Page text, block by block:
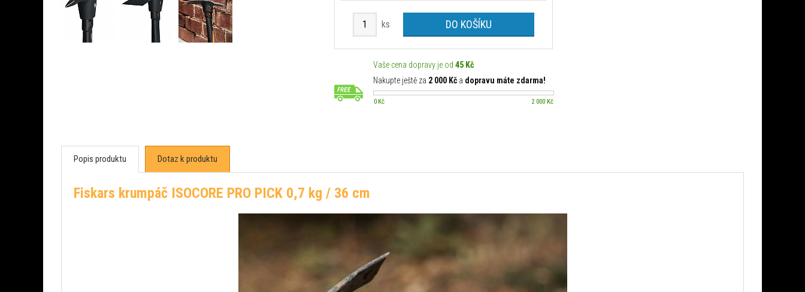
ks DO KOŠÍKU
Vaše cena dopravy je od 45 Kč
Nakupte ještě za 2 000 Kča dopravu máte zdarma!
0 Kč 2 000 Kč
Popis produktu Dotaz k produktu
Fiskars krumpáč ISOCORE PRO PICK 0,7 kg / 36 cm